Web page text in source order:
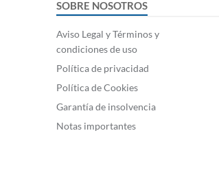
SOBRE NOSOTROS
Aviso Legal y Términos y
condiciones de uso
Política de privacidad
Política de Cookies
Garantía de insolvencia
Notas importantes